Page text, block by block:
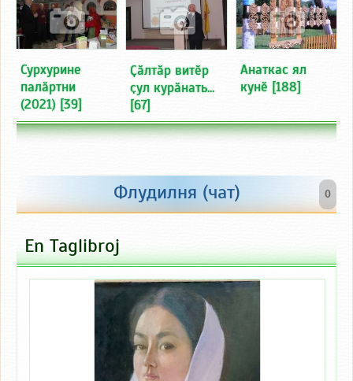
Сурхурине
палӑртни
(2021) [39]
Ҫӑлтӑр витӗр
ҫул курӑнать...
[67]
Анаткас ял
кунӗ [188]
0
Флудилня (чат)
En Taglibroj